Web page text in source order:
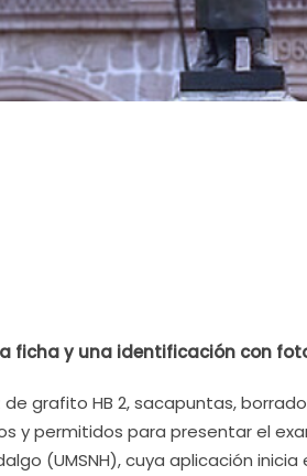
ficha y una identificación con
de grafito HB 2, sacapuntas,
y permitidos para presentar el
(UMSNH), cuya aplicación